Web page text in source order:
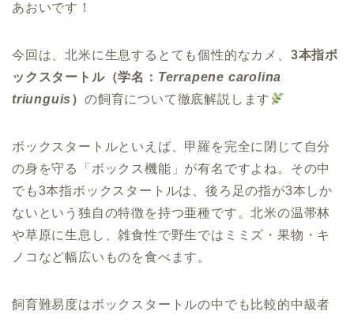
あおいです！
今回は、北米に生息するとても個性的なカメ、 3本指ボ
ックスタートル（学名： Terrapene carolina
triunguis ）の飼育について徹底解説します
ボックスタートルといえば、甲羅を完全に閉じて自分
の身を守る「ボックス機能」が有名ですよね。その中
でも3本指ボックスタートルは、後ろ足の指が3本しか
ないという独自の特徴を持つ亜種です。北米の温帯林
や草原に生息し、雑食性で野生ではミミズ・果物・キ
ノコなど幅広いものを食べます。
飼育難易度はボックスタートルの中でも比較的中級者